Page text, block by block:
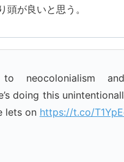
が良いと思う。
neocolonialism
doing this
lets on https://t.co/